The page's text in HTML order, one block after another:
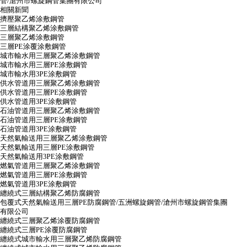
相關新聞
擠壓聚乙烯涂敷鋼管
三層結構聚乙烯涂敷鋼管
三層聚乙烯涂敷鋼管
三層PE涂覆涂敷鋼管
城市輸水用三層聚乙烯涂敷鋼管
城市輸水用三層PE涂敷鋼管
城市輸水用3PE涂敷鋼管
供水管道用三層聚乙烯涂敷鋼管
供水管道用三層PE涂敷鋼管
供水管道用3PE涂敷鋼管
石油管道用三層聚乙烯涂敷鋼管
石油管道用三層PE涂敷鋼管
石油管道用3PE涂敷鋼管
天然氣輸送用三層聚乙烯涂敷鋼管
天然氣輸送用三層PE涂敷鋼管
天然氣輸送用3PE涂敷鋼管
燃氣管道用三層聚乙烯涂敷鋼管
燃氣管道用三層PE涂敷鋼管
燃氣管道用3PE涂敷鋼管
纏繞式三層結構聚乙烯防腐鋼管
包覆式天然氣輸送用三層PE防腐鋼管/五洲螺旋鋼管/滄州市螺旋鋼管集團
有限公司
纏繞式三層聚乙烯涂覆防腐鋼管
纏繞式三層PE涂覆防腐鋼管
纏繞式城市輸水用三層聚乙烯防腐鋼管